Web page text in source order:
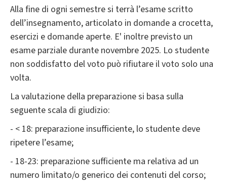
Alla fine di ogni semestre si terrà l’esame scritto
dell’insegnamento, articolato in domande a crocetta,
esercizi e domande aperte. E' inoltre previsto un
esame parziale durante novembre 2025. Lo studente
non soddisfatto del voto può rifiutare il voto solo una
volta.
La valutazione della preparazione si basa sulla
seguente scala di giudizio:
- < 18: preparazione insufficiente, lo studente deve
ripetere l’esame;
- 18-23: preparazione sufficiente ma relativa ad un
numero limitato/o generico dei contenuti del corso;